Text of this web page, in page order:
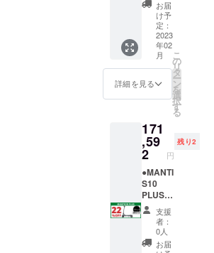
ドは、
原動機
付自転
車（原
付1種）
である
という
ことを
理解し
で、道
路交通
法を
守って
安全に
乗りま
す」 上
記2点に
ついて
同意し
ます。
ジェク
トの 支
援者 で
ある私
は、事
前にナ
ンバー
プレー
ト登録
賠責保
険へ加
入し、
実行者
へ確認
写真を
送付し
ます」
「当電
動キッ
クボー
みいた
だき、
ご理解
の上、
ご同意
される
場合
は、下
記の文
【備考
欄】 へ
コピー
＆ペー
ストし
てくだ
さい。
↓ ↓ ↓ ↓
↓ ↓ ↓ ↓
↓ 「当
プロ
考欄】
の記載
がない
と支援
ができ
ませ
ん。ま
た製品
をお送
ことが
できま
せん。
個人情
報は厳
守いた
しま
す。
※ 下記
の文章
をお読
ずお読
みくだ
さい＞
MANTI
S10
PLUSは
公道仕
様の電
動キッ
ドで
す。法
律上、
原動機
付自転
車（原
付1種）
となり
ます。
※ 【備
考欄】
は、
PDF形
式でご
登録の
メール
アドレ
ス宛に
お送り
いたし
＝＝＝
＝＝ ＜
MANTI
S10
PLUSに
興味を
持ちご
支援い
ただけ
る方
へ、下
す。配
送オプ
ション
を必ず
ご購入
下さ
い。 ブ
ルー/標
準タイ
※ナン
バープ
レート
登録に
必要な
原動機
付自転
車販売
証明書
は、
PDF形
台】 販
売予定
価格
￥219,9
90（税
込）
→
￥171,5
92（税
料込）
※発送先
が北海
道・沖
縄県・
離島に
なる場
合は、
追加送
料が必
要で
お届
け予
定：
2023
年02
月
詳細を見る
こ
の
リ
タ
ー
ン
を
選
択
す
る
171
,59
2 円
残り2
●MANTI
S10
PLUS＜
22％OF
F＞
【各色
限定2
支援
者：
0人
お届